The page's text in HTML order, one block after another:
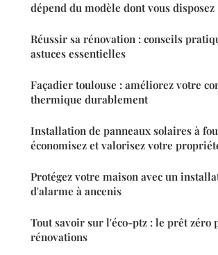
dépend du modèle dont vous disposez
Réussir sa rénovation : conseils
astuces essentielles
Façadier toulouse : améliorez votre
thermique durablement
Installation de panneaux solaires à
économisez et valorisez votre
Protégez votre maison avec un
d'alarme à ancenis
Tout savoir sur l'éco-ptz : le prêt zéro
rénovations